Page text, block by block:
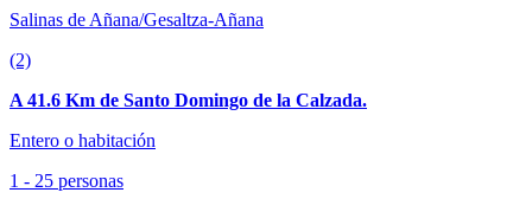
Salinas de Añana/Gesaltza-Añana
(2)
A 41.6 Km de Santo Domingo de la Calzada.
Entero o habitación
1 - 25 personas